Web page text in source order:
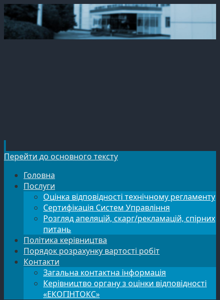
Перейти до основного тексту
Головна
Послуги
Оцінка відповідності технічному регламенту
Сертифікація Систем Управління
Розгляд апеляцій, скарг/рекламацій, спірних
питань
Політика керівництва
Порядок розрахунку вартості робіт
Контакти
Загальна контактна інформація
Керівництво органу з оцінки відповідності
«ЕКОГІНТОКС»